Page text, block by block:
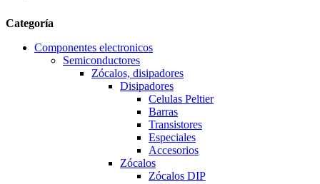
Categoría
Componentes electronicos
Semiconductores
Zócalos, disipadores
Disipadores
Celulas Peltier
Barras
Transistores
Especiales
Accesorios
Zócalos
Zócalos DIP